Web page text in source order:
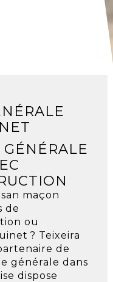
maçon
de
ou
? Teixeira
de
générale dans
dispose